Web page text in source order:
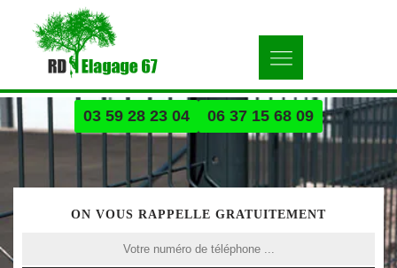
03 59 28 23 04 06 37 15 68 09
ON VOUS RAPPELLE GRATUITEMENT